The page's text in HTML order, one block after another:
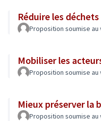
Réduire les
Proposition soumise au
Mobiliser les
Proposition soumise au
Mieux préserver la
Proposition soumise au